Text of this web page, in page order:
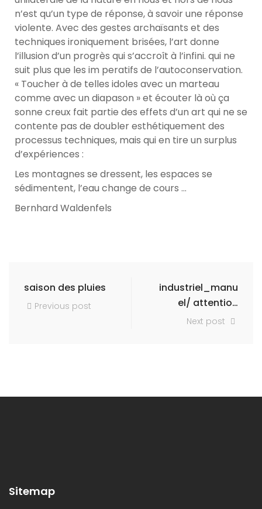
n’est qu’un type de réponse, à savoir une réponse
violente. Avec des gestes archaïsants et des
techniques ironiquement brisées, l’art donne
l’illusion d’un progrès qui s’accroît à l’infini. qui ne
suit plus que les im peratifs de l’autoconservation.
« Toucher à de telles idoles avec un marteau
comme avec un diapason » et écouter là où ça
sonne creux fait partie des effets d’un art qui ne se
contente pas de doubler esthétiquement des
processus techniques, mais qui en tire un surplus
d’expériences :
Les montagnes se dressent, les espaces se
sédimentent, l’eau change de cours …
Bernhard Waldenfels
saison des pluies
Previous post
industriel_manu
el/ attention
haute tension
Next post
Sitemap